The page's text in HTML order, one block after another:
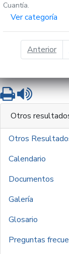
Cuantía.
Ver categoría
Anterior
Imprimir
Leer
Otros
Otros
Calendario
Documentos
Galería
Glosario
Preguntas